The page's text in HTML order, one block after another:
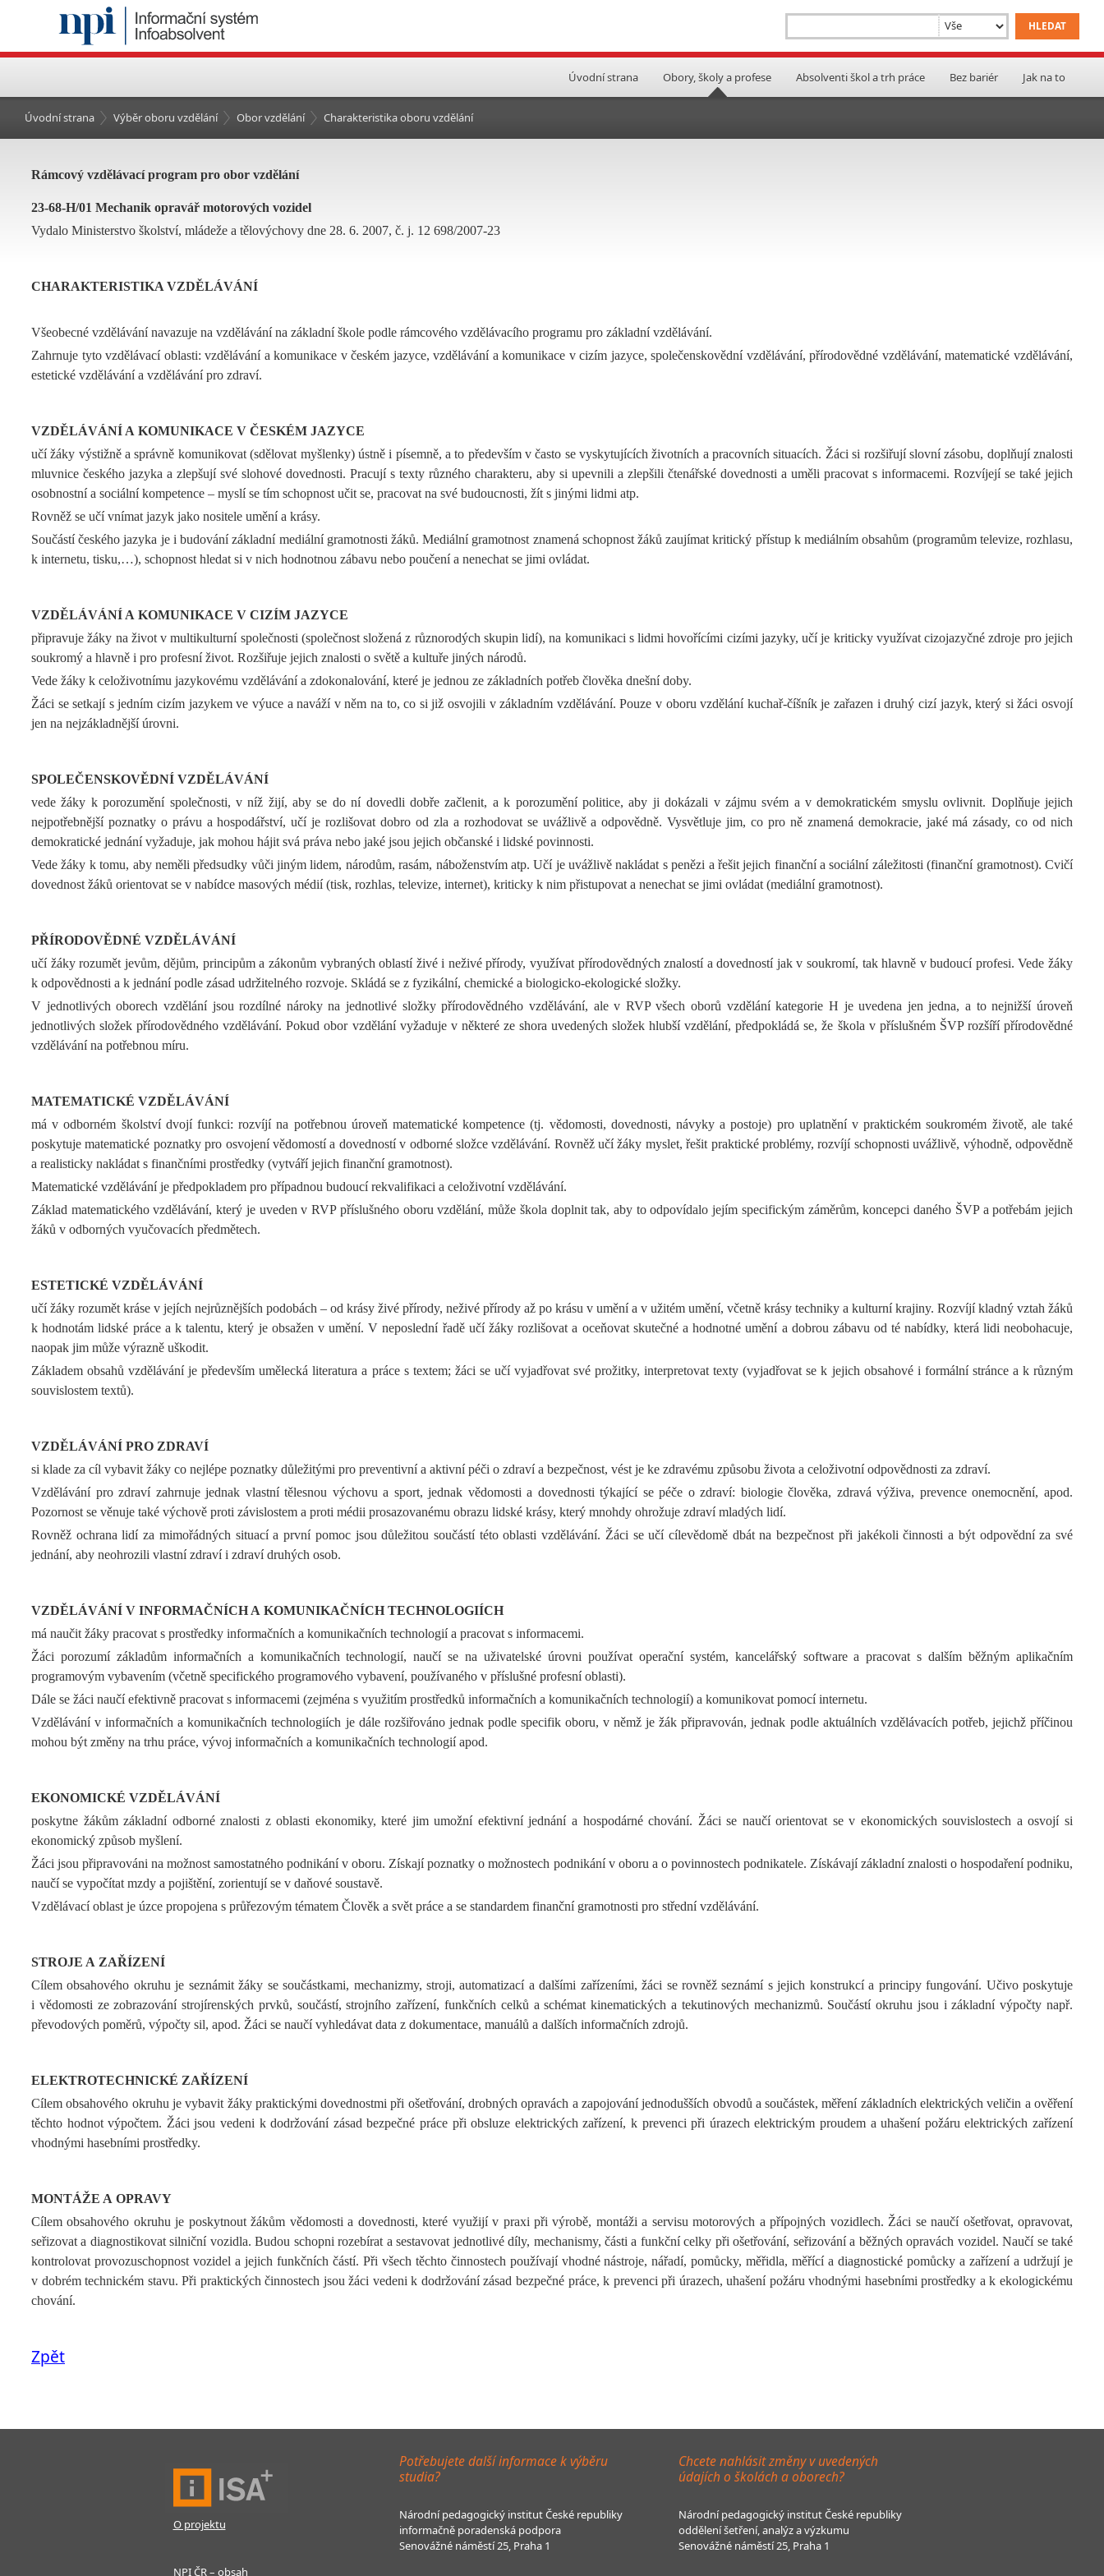
Úvodní strana Obory, školy a profese Absolventi škol a trh práce Bez bariér Jak na to
Úvodní strana Výběr oboru vzdělání Obor vzdělání Charakteristika oboru vzdělání
Rámcový vzdělávací program pro obor vzdělání
23-68-H/01 Mechanik opravář motorových vozidel
Vydalo Ministerstvo školství, mládeže a tělovýchovy dne 28. 6. 2007, č. j. 12 698/2007-23
CHARAKTERISTIKA VZDĚLÁVÁNÍ
Všeobecné vzdělávání navazuje na vzdělávání na základní škole podle rámcového vzdělávacího programu pro základní vzdělávání.
Zahrnuje tyto vzdělávací oblasti: vzdělávání a komunikace v českém jazyce, vzdělávání a komunikace v cizím jazyce, společenskovědní vzdělávání, přírodovědné vzdělávání, matematické vzdělávání,
estetické vzdělávání a vzdělávání pro zdraví.
VZDĚLÁVÁNÍ A KOMUNIKACE V ČESKÉM JAZYCE
učí žáky výstižně a správně komunikovat (sdělovat myšlenky) ústně i písemně, a to především v často se vyskytujících životních a pracovních situacích. Žáci si rozšiřují slovní zásobu, doplňují znalosti
mluvnice českého jazyka a zlepšují své slohové dovednosti. Pracují s texty různého charakteru, aby si upevnili a zlepšili čtenářské dovednosti a uměli pracovat s informacemi. Rozvíjejí se také jejich
osobnostní a sociální kompetence – myslí se tím schopnost učit se, pracovat na své budoucnosti, žít s jinými lidmi atp.
Rovněž se učí vnímat jazyk jako nositele umění a krásy.
Součástí českého jazyka je i budování základní mediální gramotnosti žáků. Mediální gramotnost znamená schopnost žáků zaujímat kritický přístup k mediálním obsahům (programům televize, rozhlasu,
k internetu, tisku,…), schopnost hledat si v nich hodnotnou zábavu nebo poučení a nenechat se jimi ovládat.
VZDĚLÁVÁNÍ A KOMUNIKACE V CIZÍM JAZYCE
připravuje žáky na život v multikulturní společnosti (společnost složená z různorodých skupin lidí), na komunikaci s lidmi hovořícími cizími jazyky, učí je kriticky využívat cizojazyčné zdroje pro jejich
soukromý a hlavně i pro profesní život. Rozšiřuje jejich znalosti o světě a kultuře jiných národů.
Vede žáky k celoživotnímu jazykovému vzdělávání a zdokonalování, které je jednou ze základních potřeb člověka dnešní doby.
Žáci se setkají s jedním cizím jazykem ve výuce a naváží v něm na to, co si již osvojili v základním vzdělávání. Pouze v oboru vzdělání kuchař-číšník je zařazen i druhý cizí jazyk, který si žáci osvojí
jen na nejzákladnější úrovni.
SPOLEČENSKOVĚDNÍ VZDĚLÁVÁNÍ
vede žáky k porozumění společnosti, v níž žijí, aby se do ní dovedli dobře začlenit, a k porozumění politice, aby ji dokázali v zájmu svém a v demokratickém smyslu ovlivnit. Doplňuje jejich
nejpotřebnější poznatky o právu a hospodářství, učí je rozlišovat dobro od zla a rozhodovat se uvážlivě a odpovědně. Vysvětluje jim, co pro ně znamená demokracie, jaké má zásady, co od nich
demokratické jednání vyžaduje, jak mohou hájit svá práva nebo jaké jsou jejich občanské i lidské povinnosti.
Vede žáky k tomu, aby neměli předsudky vůči jiným lidem, národům, rasám, náboženstvím atp. Učí je uvážlivě nakládat s penězi a řešit jejich finanční a sociální záležitosti (finanční gramotnost). Cvičí
dovednost žáků orientovat se v nabídce masových médií (tisk, rozhlas, televize, internet), kriticky k nim přistupovat a nenechat se jimi ovládat (mediální gramotnost).
PŘÍRODOVĚDNÉ VZDĚLÁVÁNÍ
učí žáky rozumět jevům, dějům, principům a zákonům vybraných oblastí živé i neživé přírody, využívat přírodovědných znalostí a dovedností jak v soukromí, tak hlavně v budoucí profesi. Vede žáky
k odpovědnosti a k jednání podle zásad udržitelného rozvoje. Skládá se z fyzikální, chemické a biologicko-ekologické složky.
V jednotlivých oborech vzdělání jsou rozdílné nároky na jednotlivé složky přírodovědného vzdělávání, ale v RVP všech oborů vzdělání kategorie H je uvedena jen jedna, a to nejnižší úroveň
jednotlivých složek přírodovědného vzdělávání. Pokud obor vzdělání vyžaduje v některé ze shora uvedených složek hlubší vzdělání, předpokládá se, že škola v příslušném ŠVP rozšíří přírodovědné
vzdělávání na potřebnou míru.
MATEMATICKÉ VZDĚLÁVÁNÍ
má v odborném školství dvojí funkci: rozvíjí na potřebnou úroveň matematické kompetence (tj. vědomosti, dovednosti, návyky a postoje) pro uplatnění v praktickém soukromém životě, ale také
poskytuje matematické poznatky pro osvojení vědomostí a dovedností v odborné složce vzdělávání. Rovněž učí žáky myslet, řešit praktické problémy, rozvíjí schopnosti uvážlivě, výhodně, odpovědně
a realisticky nakládat s finančními prostředky (vytváří jejich finanční gramotnost).
Matematické vzdělávání je předpokladem pro případnou budoucí rekvalifikaci a celoživotní vzdělávání.
Základ matematického vzdělávání, který je uveden v RVP příslušného oboru vzdělání, může škola doplnit tak, aby to odpovídalo jejím specifickým záměrům, koncepci daného ŠVP a potřebám jejich
žáků v odborných vyučovacích předmětech.
ESTETICKÉ VZDĚLÁVÁNÍ
učí žáky rozumět kráse v jejích nejrůznějších podobách – od krásy živé přírody, neživé přírody až po krásu v umění a v užitém umění, včetně krásy techniky a kulturní krajiny. Rozvíjí kladný vztah žáků
k hodnotám lidské práce a k talentu, který je obsažen v umění. V neposlední řadě učí žáky rozlišovat a oceňovat skutečné a hodnotné umění a dobrou zábavu od té nabídky, která lidi neobohacuje,
naopak jim může výrazně uškodit.
Základem obsahů vzdělávání je především umělecká literatura a práce s textem; žáci se učí vyjadřovat své prožitky, interpretovat texty (vyjadřovat se k jejich obsahové i formální stránce a k různým
souvislostem textů).
VZDĚLÁVÁNÍ PRO ZDRAVÍ
si klade za cíl vybavit žáky co nejlépe poznatky důležitými pro preventivní a aktivní péči o zdraví a bezpečnost, vést je ke zdravému způsobu života a celoživotní odpovědnosti za zdraví.
Vzdělávání pro zdraví zahrnuje jednak vlastní tělesnou výchovu a sport, jednak vědomosti a dovednosti týkající se péče o zdraví: biologie člověka, zdravá výživa, prevence onemocnění, apod.
Pozornost se věnuje také výchově proti závislostem a proti médii prosazovanému obrazu lidské krásy, který mnohdy ohrožuje zdraví mladých lidí.
Rovněž ochrana lidí za mimořádných situací a první pomoc jsou důležitou součástí této oblasti vzdělávání. Žáci se učí cílevědomě dbát na bezpečnost při jakékoli činnosti a být odpovědní za své
jednání, aby neohrozili vlastní zdraví i zdraví druhých osob.
VZDĚLÁVÁNÍ V INFORMAČNÍCH A KOMUNIKAČNÍCH TECHNOLOGIÍCH
má naučit žáky pracovat s prostředky informačních a komunikačních technologií a pracovat s informacemi.
Žáci porozumí základům informačních a komunikačních technologií, naučí se na uživatelské úrovni používat operační systém, kancelářský software a pracovat s dalším běžným aplikačním
programovým vybavením (včetně specifického programového vybavení, používaného v příslušné profesní oblasti).
Dále se žáci naučí efektivně pracovat s informacemi (zejména s využitím prostředků informačních a komunikačních technologií) a komunikovat pomocí internetu.
Vzdělávání v informačních a komunikačních technologiích je dále rozšiřováno jednak podle specifik oboru, v němž je žák připravován, jednak podle aktuálních vzdělávacích potřeb, jejichž příčinou
mohou být změny na trhu práce, vývoj informačních a komunikačních technologií apod.
EKONOMICKÉ VZDĚLÁVÁNÍ
poskytne žákům základní odborné znalosti z oblasti ekonomiky, které jim umožní efektivní jednání a hospodárné chování. Žáci se naučí orientovat se v ekonomických souvislostech a osvojí si
ekonomický způsob myšlení.
Žáci jsou připravováni na možnost samostatného podnikání v oboru. Získají poznatky o možnostech podnikání v oboru a o povinnostech podnikatele. Získávají základní znalosti o hospodaření podniku,
naučí se vypočítat mzdy a pojištění, zorientují se v daňové soustavě.
Vzdělávací oblast je úzce propojena s průřezovým tématem Člověk a svět práce a se standardem finanční gramotnosti pro střední vzdělávání.
STROJE A ZAŘÍZENÍ
Cílem obsahového okruhu je seznámit žáky se součástkami, mechanizmy, stroji, automatizací a dalšími zařízeními, žáci se rovněž seznámí s jejich konstrukcí a principy fungování. Učivo poskytuje
i vědomosti ze zobrazování strojírenských prvků, součástí, strojního zařízení, funkčních celků a schémat kinematických a tekutinových mechanizmů. Součástí okruhu jsou i základní výpočty např.
převodových poměrů, výpočty sil, apod. Žáci se naučí vyhledávat data z dokumentace, manuálů a dalších informačních zdrojů.
ELEKTROTECHNICKÉ ZAŘÍZENÍ
Cílem obsahového okruhu je vybavit žáky praktickými dovednostmi při ošetřování, drobných opravách a zapojování jednodušších obvodů a součástek, měření základních elektrických veličin a ověření
těchto hodnot výpočtem. Žáci jsou vedeni k dodržování zásad bezpečné práce při obsluze elektrických zařízení, k prevenci při úrazech elektrickým proudem a uhašení požáru elektrických zařízení
vhodnými hasebními prostředky.
MONTÁŽE A OPRAVY
Cílem obsahového okruhu je poskytnout žákům vědomosti a dovednosti, které využijí v praxi při výrobě, montáži a servisu motorových a přípojných vozidlech. Žáci se naučí ošetřovat, opravovat,
seřizovat a diagnostikovat silniční vozidla. Budou schopni rozebírat a sestavovat jednotlivé díly, mechanismy, části a funkční celky při ošetřování, seřizování a běžných opravách vozidel. Naučí se také
kontrolovat provozuschopnost vozidel a jejich funkčních částí. Při všech těchto činnostech používají vhodné nástroje, nářadí, pomůcky, měřidla, měřící a diagnostické pomůcky a zařízení a udržují je
v dobrém technickém stavu. Při praktických činnostech jsou žáci vedeni k dodržování zásad bezpečné práce, k prevenci při úrazech, uhašení požáru vhodnými hasebními prostředky a k ekologickému
chování.
Zpět
O projektu
NPI ČR – obsah
Potřebujete další informace k výběru
studia?
Národní pedagogický institut České republiky
informačně poradenská podpora
Senovážné náměstí 25, Praha 1
Chcete nahlásit změny v uvedených
údajích o školách a oborech?
Národní pedagogický institut České republiky
oddělení šetření, analýz a výzkumu
Senovážné náměstí 25, Praha 1